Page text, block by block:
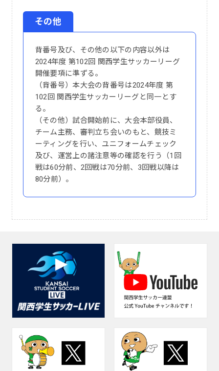
その他
背番号及び、その他の以下の内容以外は
2024年度 第102回 関西学生サッカーリーグ
開催要項に準ずる。
（背番号）本大会の背番号は2024年度 第
102回 関西学生サッカーリーグと同一とす
る。
（その他）試合開始前に、大会本部役員、
チーム主務、審判立ち会いのもと、競技ミ
ーティングを行い、ユニフォームチェック
及び、運営上の諸注意等の確認を行う（1回
戦は60分前、2回戦は70分前、3回戦以降は
80分前）。